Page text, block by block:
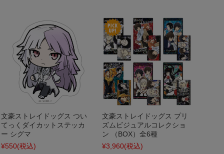
文豪ストレイドッグス つい
てっくダイカットステッカ
ー シグマ
¥550(税込)
文豪ストレイドッグス プリ
ズムビジュアルコレクショ
ン （BOX）全6種
¥3,960(税込)